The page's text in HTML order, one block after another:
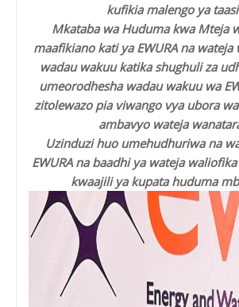
kufikia malengo ya
Mkataba wa Huduma kwa Mteja
maafikiano kati ya EWURA na wateja
wadau wakuu katika shughuli za
umeorodhesha wadau wakuu wa
zitolewazo pia viwango vya ubora
ambavyo wateja
Uzinduzi huo umehudhuriwa na
EWURA na baadhi ya wateja
kwaajili ya kupata huduma